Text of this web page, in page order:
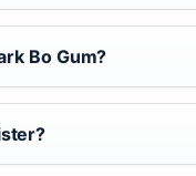
Bo Gum?